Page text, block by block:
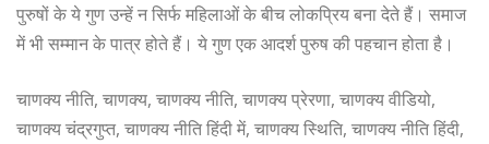
पुरुषों के ये गुण उन्हें न सिर्फ महिलाओं के बीच लोकप्रिय बना देते हैं। समाज
में भी सम्मान के पात्र होते हैं। ये गुण एक आदर्श पुरुष की पहचान होता है।
चाणक्य नीति, चाणक्य, चाणक्य नीति, चाणक्य प्रेरणा, चाणक्य वीडियो,
चाणक्य चंद्रगुप्त, चाणक्य नीति हिंदी में, चाणक्य स्थिति, चाणक्य नीति हिंदी,